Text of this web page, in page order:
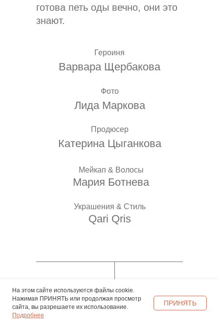
готова петь оды вечно, они это
знают.
Варвара Щербакова
Героиня
Лида Маркова
Фото
Катерина Цыганкова
Продюсер
Мария Ботнева
Мейкап & Волосы
Qari Qris
Украшения & Стиль
Другие материалы
На этом сайте используются файлы cookie.
Нажимая ПРИНЯТЬ или продолжая просмотр
сайта, вы разрешаете их использование.
Подробнее
ПРИНЯТЬ